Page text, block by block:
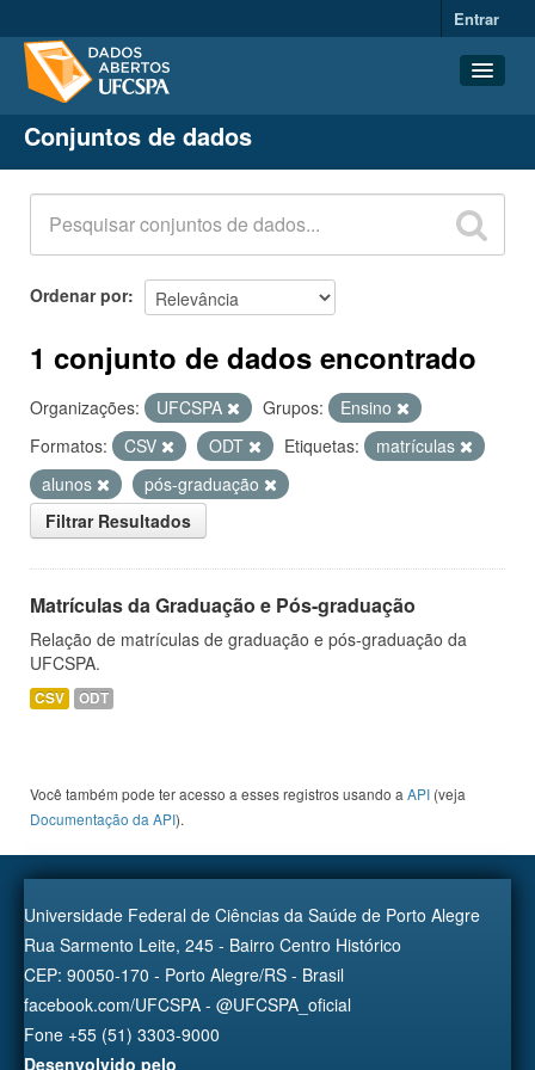
Entrar
Conjuntos de dados
Organizações
Grupos
Sobre
Conjuntos de dados
Ordenar por
1 conjunto de dados encontrado
Organizações: UFCSPA Grupos:
Ensino
Formatos:
CSV ODT Etiquetas:
matrículas
alunos
pós-graduação
Filtrar Resultados
Matrículas da Graduação e Pós-graduação
Relação de matrículas de graduação e pós-graduação da
UFCSPA.
CSV ODT
Você também pode ter acesso a esses registros usando a API (veja
Documentação da API).
Universidade Federal de Ciências da Saúde de Porto Alegre
Rua Sarmento Leite, 245 - Bairro Centro Histórico
CEP: 90050-170 - Porto Alegre/RS - Brasil
facebook.com/UFCSPA - @UFCSPA_oficial
Fone +55 (51) 3303-9000
Desenvolvido pelo